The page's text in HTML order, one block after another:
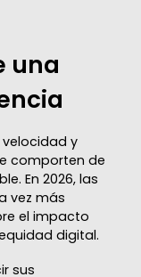
una
y
comporten de
En 2026, las
vez más
el impacto
digital.
sus